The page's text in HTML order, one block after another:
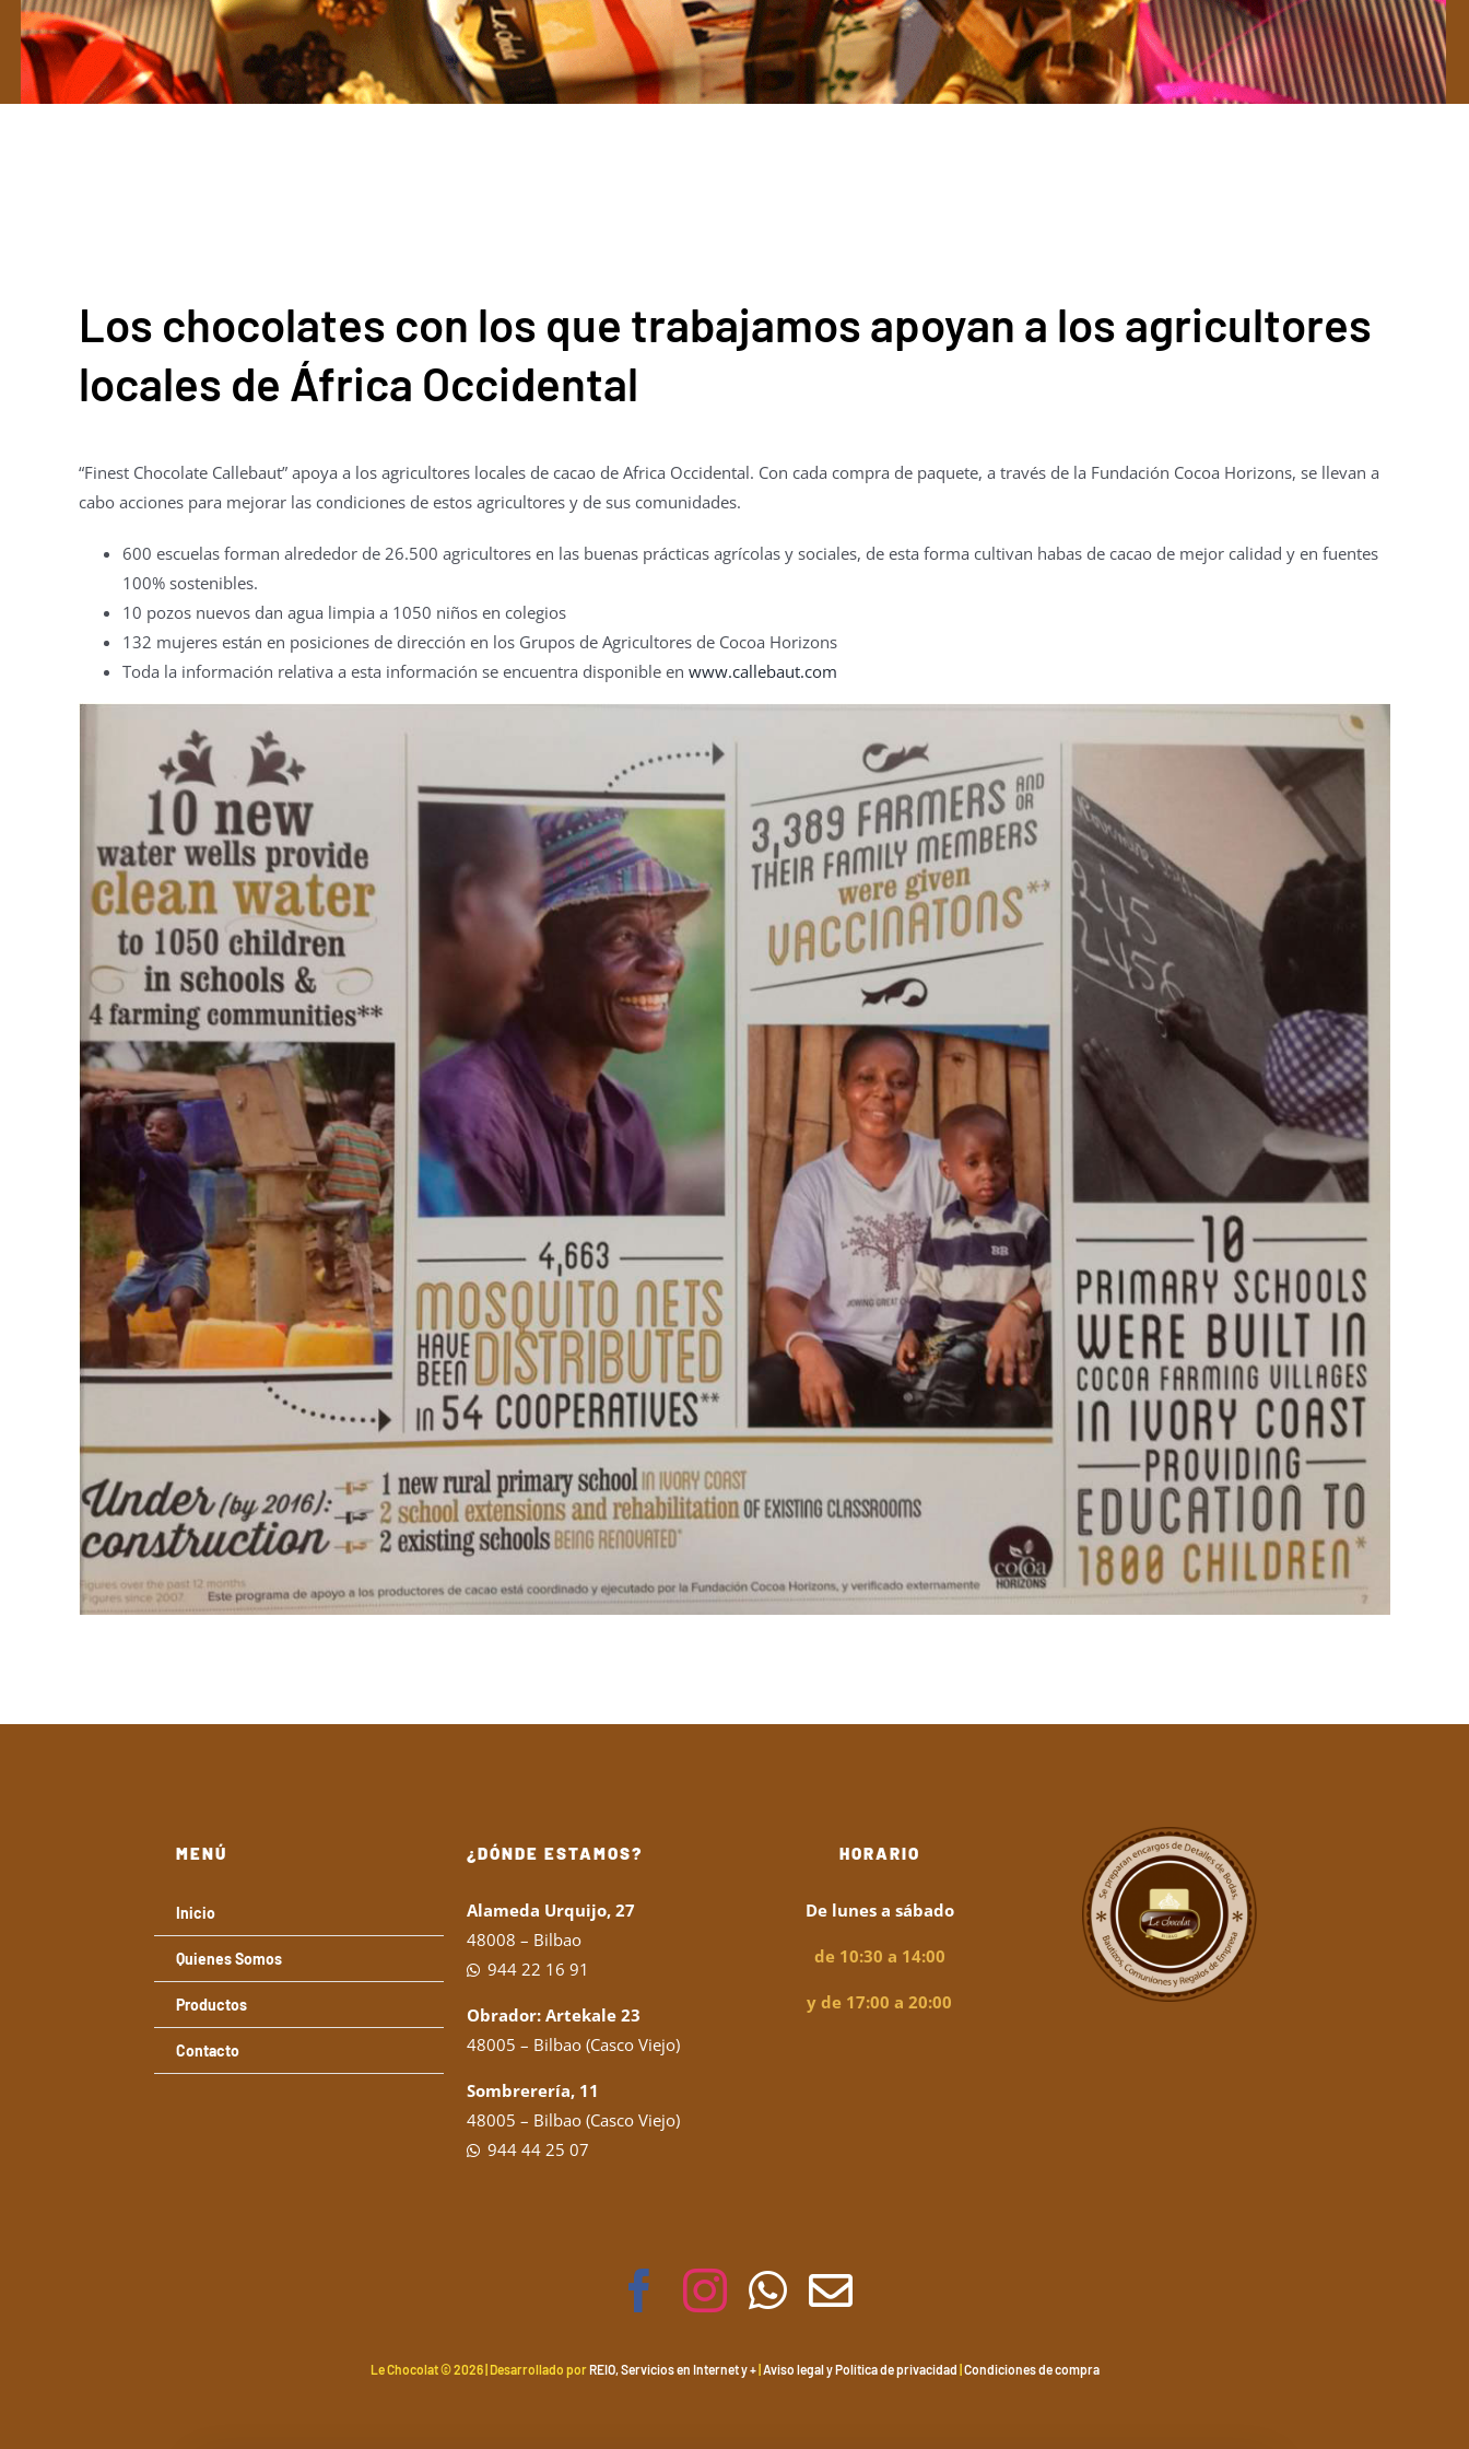
Los chocolates con los que trabajamos apoyan a los agricultores
locales de África Occidental
“Finest Chocolate Callebaut” apoya a los agricultores locales de cacao de Africa Occidental. Con cada compra de paquete, a través de la Fundación Cocoa Horizons, se llevan a
cabo acciones para mejorar las condiciones de estos agricultores y de sus comunidades.
600 escuelas forman alrededor de 26.500 agricultores en las buenas prácticas agrícolas y sociales, de esta forma cultivan habas de cacao de mejor calidad y en fuentes
100% sostenibles.
10 pozos nuevos dan agua limpia a 1050 niños en colegios
132 mujeres están en posiciones de dirección en los Grupos de Agricultores de Cocoa Horizons
Toda la información relativa a esta información se encuentra disponible en www.callebaut.com
MENÚ
Inicio
Quienes Somos
Productos
Contacto
¿DÓNDE ESTAMOS?
Alameda Urquijo, 27
48008 – Bilbao
944 22 16 91
Obrador: Artekale 23
48005 – Bilbao (Casco Viejo)
Sombrerería, 11
48005 – Bilbao (Casco Viejo)
944 44 25 07
HORARIO
De lunes a sábado
de 10:30 a 14:00
y de 17:00 a 20:00
Le Chocolat ©2026 | Desarrollado porREIO, Servicios en Internet y +| Aviso legal y Política de privacidad |Condiciones de compra